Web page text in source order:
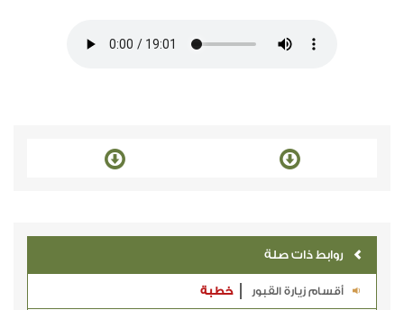
روابط ذات صلة
أقسام زيارة القبور خطبة